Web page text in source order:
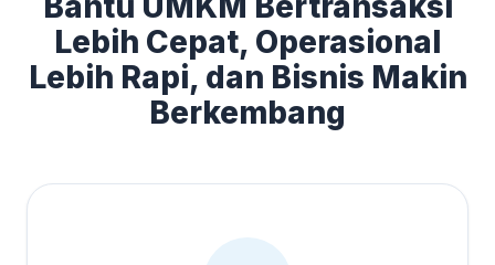
Lebih Cepat, Operasional
Lebih Rapi, dan Bisnis Makin
Berkembang